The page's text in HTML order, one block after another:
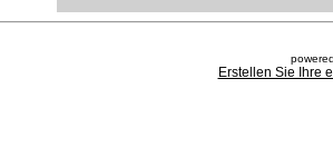
Erstellen Sie Ihre